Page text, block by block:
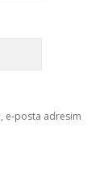
e-posta adresim